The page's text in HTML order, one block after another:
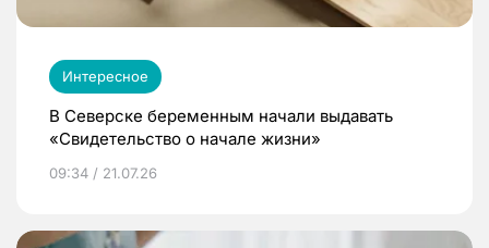
Интересное
В Северске беременным начали выдавать
«Свидетельство о начале жизни»
09:34 / 21.07.26